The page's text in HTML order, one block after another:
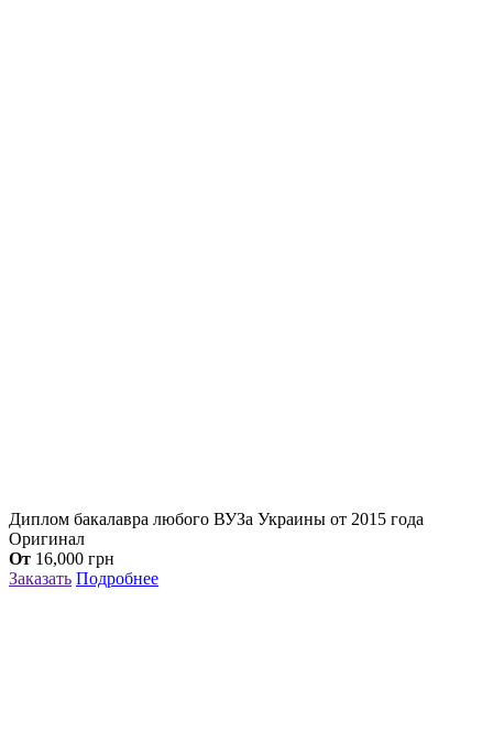
Диплом бакалавра любого ВУЗа Украины от 2015 года
Оригинал
От 16,000 грн
Заказать Подробнее